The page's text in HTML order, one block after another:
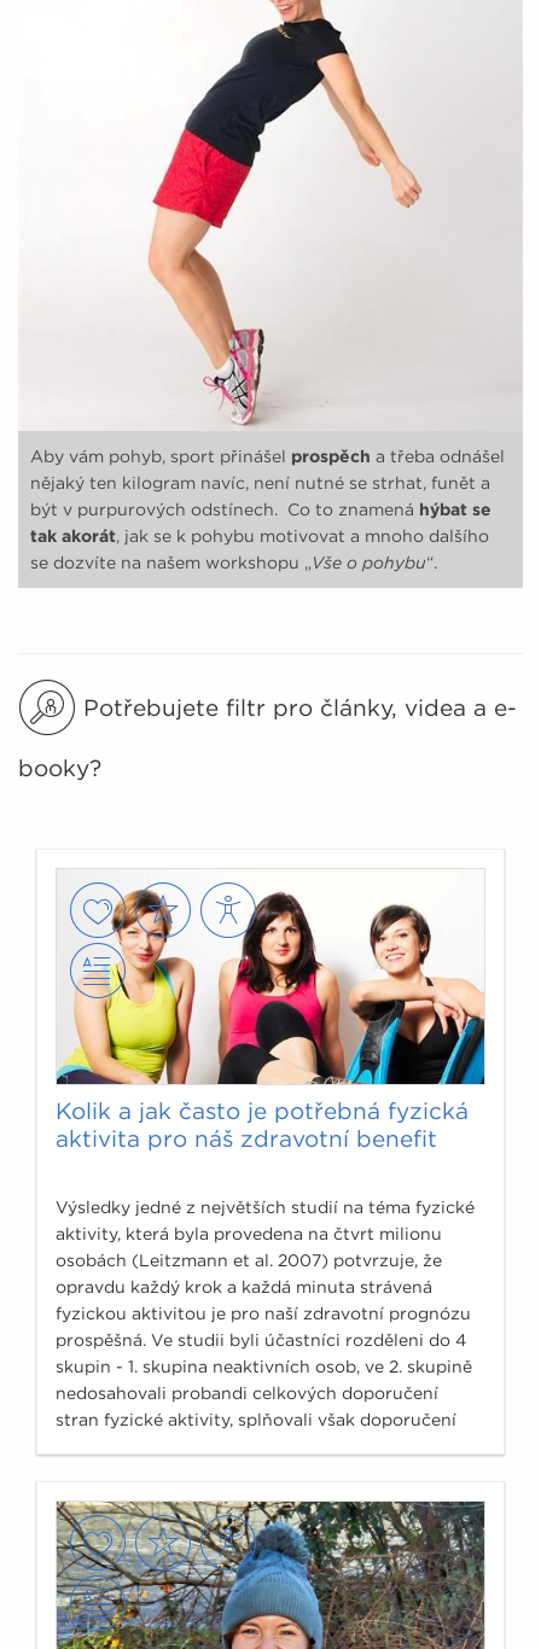
Aby vám pohyb, sport přinášel prospěch a třeba odnášel
nějaký ten kilogram navíc, není nutné se strhat, funět a
být v purpurových odstínech. Co to znamená hýbat se
tak akorát, jak se k pohybu motivovat a mnoho dalšího
se dozvíte na našem workshopu „Vše o pohybu“.
Potřebujete filtr pro články, videa a e-
booky?
Kolik a jak často je potřebná fyzická
aktivita pro náš zdravotní benefit
Výsledky jedné z největších studií na téma fyzické
aktivity, která byla provedena na čtvrt milionu
osobách (Leitzmann et al. 2007) potvrzuje, že
opravdu každý krok a každá minuta strávená
fyzickou aktivitou je pro naší zdravotní prognózu
prospěšná. Ve studii byli účastníci rozděleni do 4
skupin - 1. skupina neaktivních osob, ve 2. skupině
nedosahovali probandi celkových doporučení
stran fyzické aktivity, splňovali však doporučení